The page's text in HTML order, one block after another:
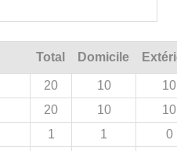
Total Domicile
20 10
10
20 10
10
1 1
0